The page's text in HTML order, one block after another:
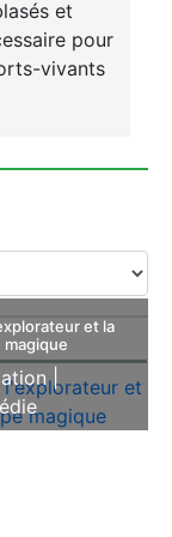
et
pour
vivants
et la
magique
|